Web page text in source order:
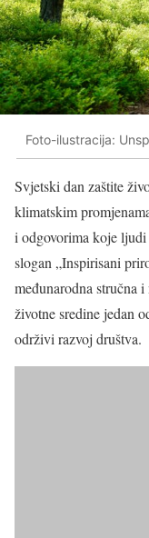
Foto-ilustracija:
Svjetski dan zaštite
klimatskim
i odgovorima koje
slogan „Inspirisani
međunarodna stručna
životne sredine jedan
održivi razvoj društva.